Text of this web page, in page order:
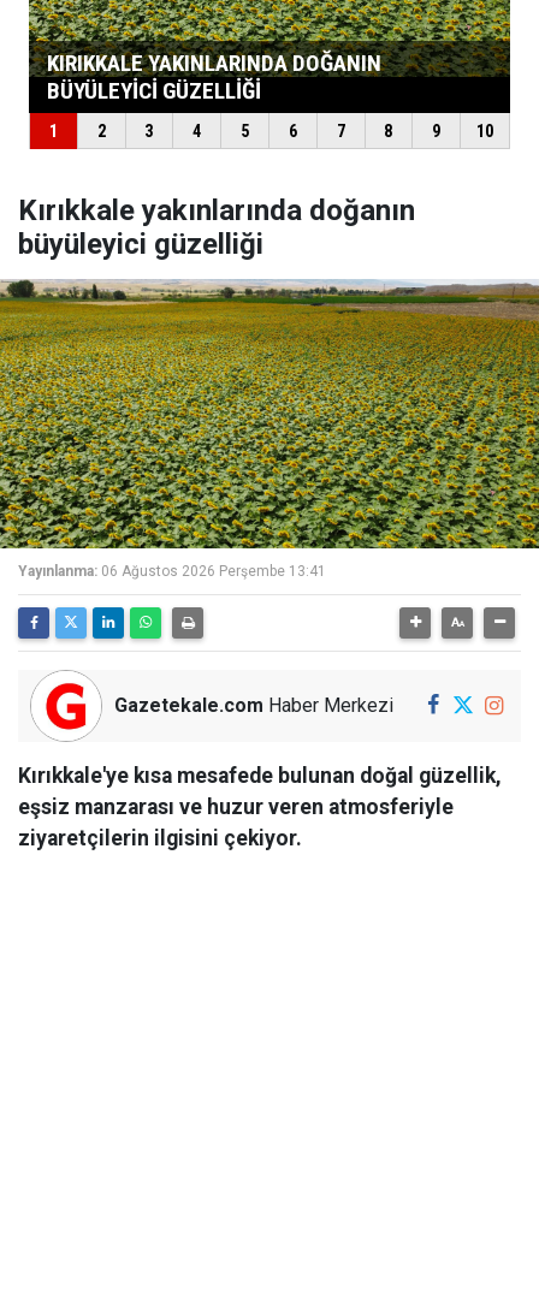
Kırıkkale yakınlarında doğanın
büyüleyici güzelliği
Yayınlanma: 06 Ağustos 2026 Perşembe 13:41
Gazetekale.com Haber Merkezi
Kırıkkale'ye kısa mesafede bulunan doğal güzellik,
eşsiz manzarası ve huzur veren atmosferiyle
ziyaretçilerin ilgisini çekiyor.